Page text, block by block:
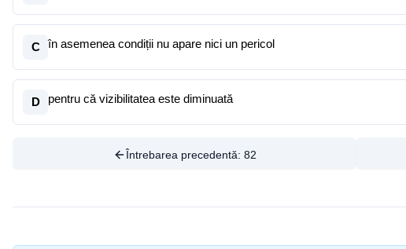
C în asemenea condiții nu apare nici un pericol
D pentru că vizibilitatea este diminuată
Întrebarea precedentă: 82